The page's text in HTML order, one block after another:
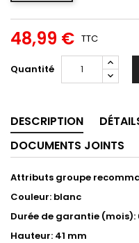
48,99 € TTC
Quantité
DESCRIPTION
DOCUMENTS JOINTS
Attributs groupe
Couleur: blanc
Durée de garantie (mois):
Hauteur: 41 mm